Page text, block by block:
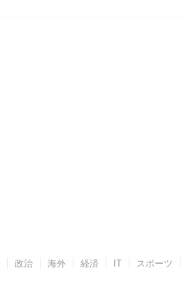
政治 海外 経済 IT スポーツ